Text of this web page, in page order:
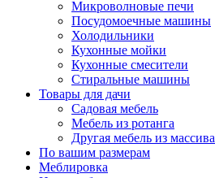
Микроволновые печи
Посудомоечные машины
Холодильники
Кухонные мойки
Кухонные смесители
Стиральные машины
Товары для дачи
Садовая мебель
Мебель из ротанга
Другая мебель из массива
По вашим размерам
Меблировка